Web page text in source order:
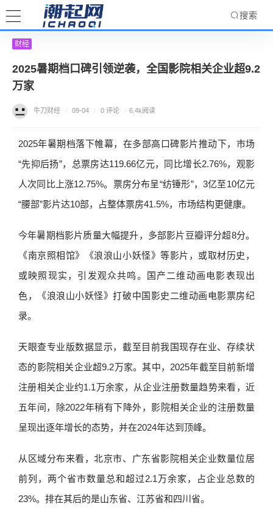
搜索
财经
2025暑期档口碑引领逆袭，全国影院相关企业超9.2
万家
牛刀财经 / 09-04 / 0 评论 / 6.4k阅读
2025年暑期档落下帷幕，在多部高口碑影片推动下，市场
“先抑后扬”，总票房达119.66亿元，同比增长2.76%，观影
人次同比上涨12.75%。票房分布呈“纺锤形”，3亿至10亿元
“腰部”影片达10部，占整体票房41.5%，市场结构更健康。
今年暑期档影片质量大幅提升，多部影片豆瓣评分超8分。
《南京照相馆》《浪浪山小妖怪》等影片，或取材历史，
或映照现实，引发观众共鸣。国产二维动画电影表现出
色，《浪浪山小妖怪》打破中国影史二维动画电影票房纪
录。
天眼查专业版数据显示，截至目前我国现存在业、存续状
态的影院相关企业超9.2万家。其中，2025年截至目前新增
注册相关企业约1.1万余家，从企业注册数量趋势来看，近
五年间，除2022年稍有下降外，影院相关企业的注册数量
呈现出逐年增长的态势，并在2024年达到顶峰。
从区域分布来看，北京市、广东省影院相关企业数量位居
前列，两个省市数量总和超过2.1万余家，占企业总数的
23%。排在其后的是山东省、江苏省和四川省。